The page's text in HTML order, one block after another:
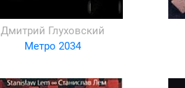
Дмитрий Глуховский
Метро 2034